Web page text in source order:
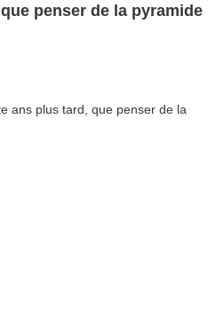
penser de la pyramide